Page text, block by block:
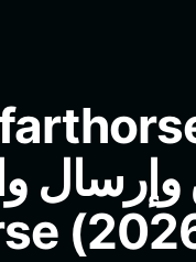
وإرسال